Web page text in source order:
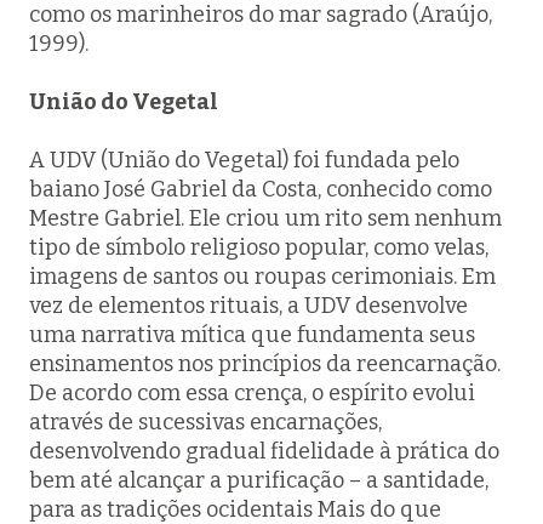
como os marinheiros do mar sagrado (Araújo,
1999).
União do Vegetal
A UDV (União do Vegetal) foi fundada pelo
baiano José Gabriel da Costa, conhecido como
Mestre Gabriel. Ele criou um rito sem nenhum
tipo de símbolo religioso popular, como velas,
imagens de santos ou roupas cerimoniais. Em
vez de elementos rituais, a UDV desenvolve
uma narrativa mítica que fundamenta seus
ensinamentos nos princípios da reencarnação.
De acordo com essa crença, o espírito evolui
através de sucessivas encarnações,
desenvolvendo gradual fidelidade à prática do
bem até alcançar a purificação – a santidade,
para as tradições ocidentais Mais do que